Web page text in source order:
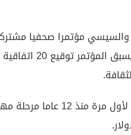
مؤتمرا صحفيا
التعاون
وتعد زيارة السيسي إلى